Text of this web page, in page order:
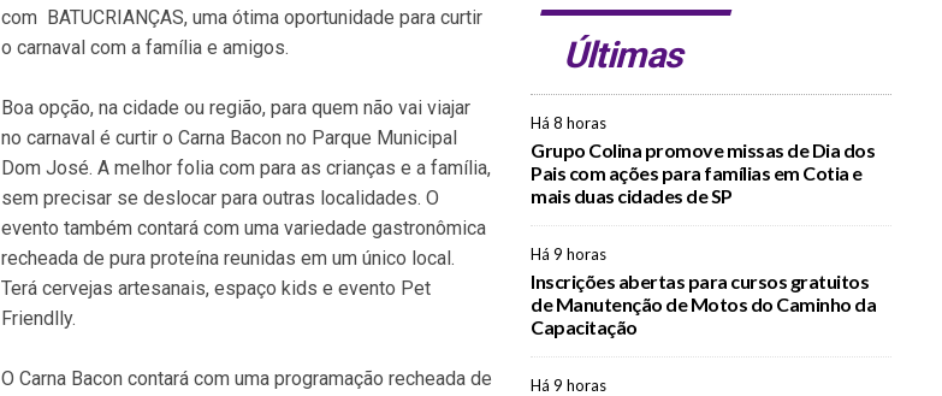
com BATUCRIANÇAS, uma ótima oportunidade para curtir
o carnaval com a família e amigos.
Boa opção, na cidade ou região, para quem não vai viajar
no carnaval é curtir o Carna Bacon no Parque Municipal
Dom José. A melhor folia com para as crianças e a família,
sem precisar se deslocar para outras localidades. O
evento também contará com uma variedade gastronômica
recheada de pura proteína reunidas em um único local.
Terá cervejas artesanais, espaço kids e evento Pet
Friendlly.
O Carna Bacon contará com uma programação recheada de
Últimas
Há 8 horas
Grupo Colina promove missas de Dia dos
Pais com ações para famílias em Cotia e
mais duas cidades de SP
Há 9 horas
Inscrições abertas para cursos gratuitos
de Manutenção de Motos do Caminho da
Capacitação
Há 9 horas